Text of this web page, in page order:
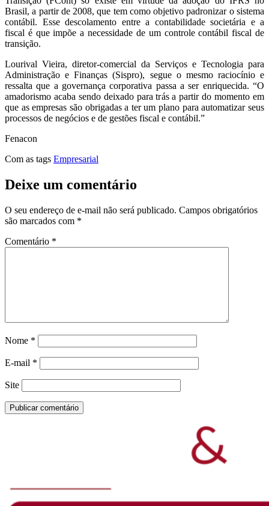
Brasil, a partir de 2008, que tem como objetivo padronizar o sistema
contábil. Esse descolamento entre a contabilidade societária e a
fiscal é que impõe a necessidade de um controle contábil fiscal de
transição.
Lourival Vieira, diretor-comercial da Serviços e Tecnologia para
Administração e Finanças (Sispro), segue o mesmo raciocínio e
ressalta que a governança corporativa passa a ser enriquecida. “O
amadorismo acaba sendo deixado para trás a partir do momento em
que as empresas são obrigadas a ter um plano para automatizar seus
processos de negócios e de gestões fiscal e contábil.”
Fenacon
Com as tags Empresarial
Deixe um comentário
O seu endereço de e-mail não será publicado. Campos obrigatórios
são marcados com *
Comentário *
Nome *
E-mail *
Site